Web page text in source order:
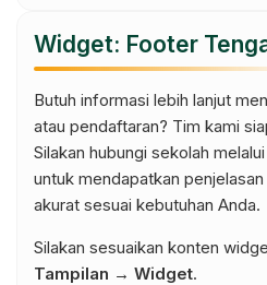
Widget: Footer
Butuh informasi lebih lanjut
atau pendaftaran? Tim kami
Silakan hubungi sekolah
untuk mendapatkan
akurat sesuai kebutuhan Anda.
Silakan sesuaikan konten
Tampilan → Widget.